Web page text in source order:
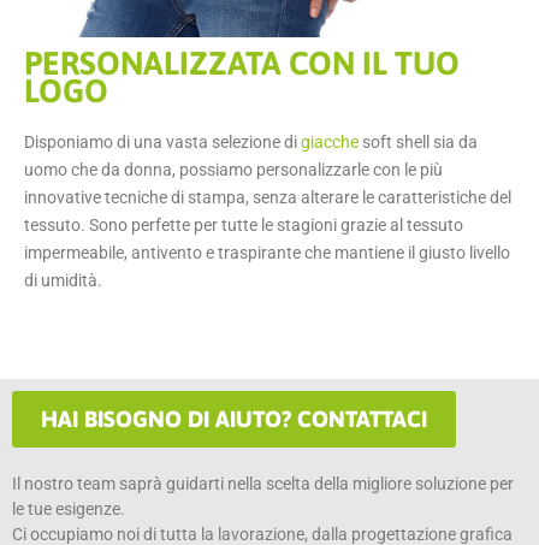
PERSONALIZZATA CON IL TUO
LOGO
Disponiamo di una vasta selezione digiacche soft shell sia da
uomo che da donna, possiamo personalizzarle con le più
innovative tecniche di stampa, senza alterare le caratteristiche del
tessuto. Sono perfette per tutte le stagioni grazie al tessuto
impermeabile, antivento e traspirante che mantiene il giusto livello
di umidità.
HAI BISOGNO DI AIUTO? CONTATTACI
Il nostro team saprà guidarti nella scelta della migliore soluzione per
le tue esigenze.
Ci occupiamo noi di tutta la lavorazione, dalla progettazione grafica